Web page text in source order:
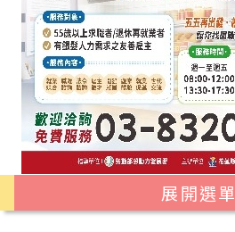
展開選單